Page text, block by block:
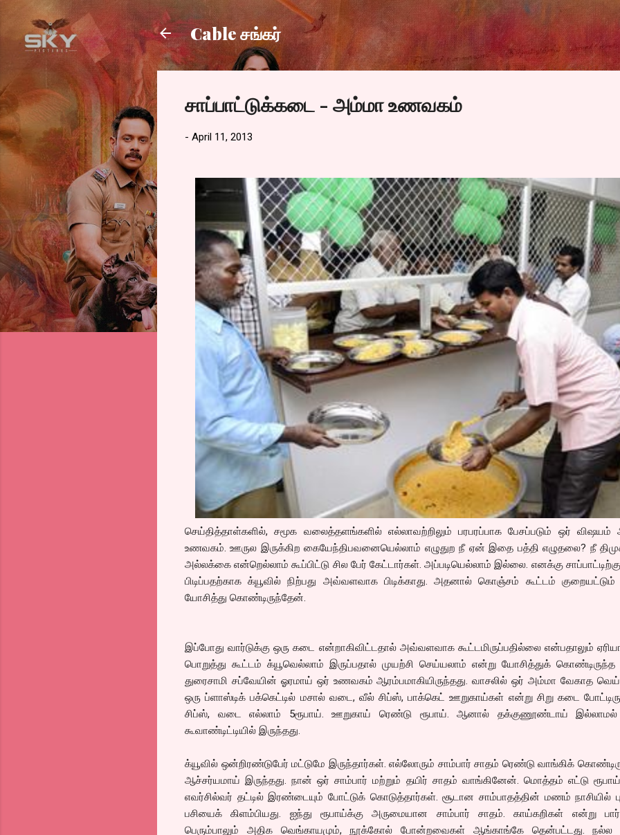
Skip to main content
Cable சங்கர்
சாப்பாட்டுக்கடை - அம்மா உணவகம்
- April 11, 2013
செய்தித்தாள்களில், சமூக வலைத்தளங்களில் எல்லாவற்றிலும் பரபரப்பாக பேசப்படும் ஒர் விஷயம்
உணவகம். ஊருல இருக்கிற கையேந்திபவனையெல்லாம் எழுதுற நீ ஏன் இதை பத்தி எழுதலை? நீ
அல்லக்கை என்றெல்லாம் கூப்பிட்டு சில பேர் கேட்டார்கள். அப்படியெல்லாம் இல்லை. எனக்கு
பிடிப்பதற்காக க்யூவில் நிற்பது அவ்வளவாக பிடிக்காது. அதனால் கொஞ்சம் கூட்டம் குறையட்டும்
யோசித்து கொண்டிருந்தேன்.
இப்போது வார்டுக்கு ஒரு கடை என்றாகிவிட்டதால் அவ்வளவாக கூட்டமிருப்பதில்லை என்பதாலும்
பொறுத்து கூட்டம் க்யூவெல்லாம் இருப்பதால் முயற்சி செய்யலாம் என்று யோசித்துக் கொண்டிருந்த
துரைசாமி சப்வேயின் ஓரமாய் ஒர் உணவகம் ஆரம்பமாகியிருந்தது. வாசலில் ஒர் அம்மா வேகாத
ஒரு ப்ளாஸ்டிக் பக்கெட்டில் மசால் வடை, வீல் சிப்ஸ், பாக்கெட் ஊறுகாய்கள் என்று சிறு கடை
சிப்ஸ், வடை எல்லாம் 5ரூபாய். ஊறுகாய் ரெண்டு ரூபாய். ஆனால் தக்குணூண்டாய்
கூவாண்டிட்டியில் இருந்தது.
க்யூவில் ஒன்றிரண்டுபேர் மட்டுமே இருந்தார்கள். எல்லோரும் சாம்பார் சாதம் ரெண்டு வாங்கிக்
ஆச்சர்யமாய் இருந்தது. நான் ஒர் சாம்பார் மற்றும் தயிர் சாதம் வாங்கினேன். மொத்தம் எட்டு
எவர்சில்வர் தட்டில் இரண்டையும் போட்டுக் கொடுத்தார்கள். சூடான சாம்பாதத்தின் மணம் நாசியில்
பசியைக் கிளம்பியது. ஐந்து ரூபாய்க்கு அருமையான சாம்பார் சாதம். காய்கறிகள் என்று
பெரும்பாலும் அதிக வெங்காயமும், நூக்கோல் போன்றவைகள் ஆங்காங்கே தென்பட்டது. நல்ல